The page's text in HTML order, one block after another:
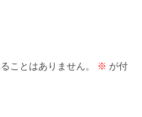
ことはありません。 ※ が付